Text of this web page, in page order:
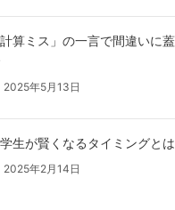
計算ミス」の一言で間違いに
2025年5月13日
生が賢くなるタイミングとは
2025年2月14日